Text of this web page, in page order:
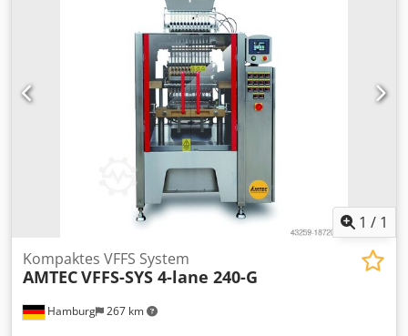
1 / 1
Hamburg 267 km
Kompaktes VFFS System
AMTECVFFS-SYS 4-lane 240-G